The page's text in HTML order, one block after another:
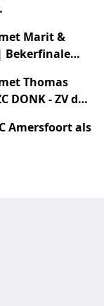
voor
Marit &
Bekerfinale
Thomas
DONK - ZV de
Amersfoort als